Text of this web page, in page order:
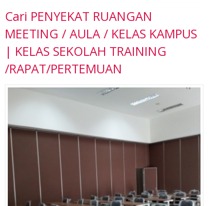
Cari PENYEKAT RUANGAN
MEETING / AULA / KELAS KAMPUS
| KELAS SEKOLAH TRAINING
/RAPAT/PERTEMUAN